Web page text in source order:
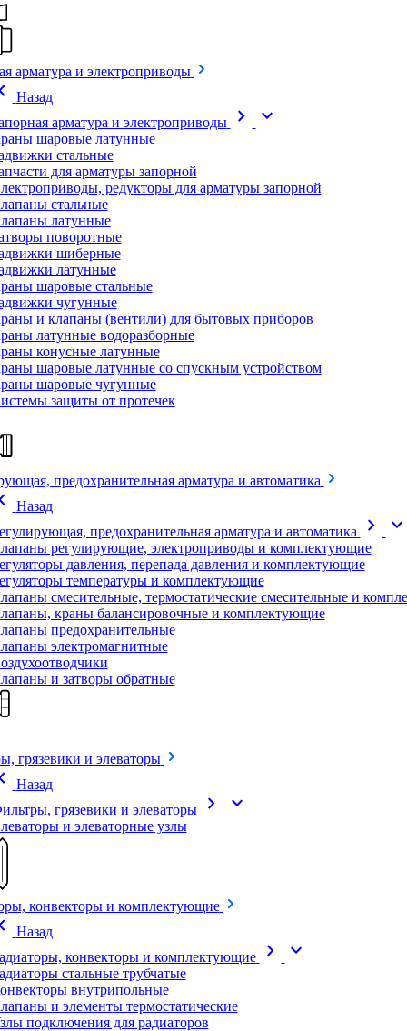
арматура и электроприводы
Назад
арматура и электроприводы
chevron_right expand_more
шаровые латунные
стальные
для арматуры запорной
редукторы для арматуры запорной
стальные
латунные
поворотные
шиберные
латунные
шаровые стальные
чугунные
и клапаны (вентили) для бытовых приборов
латунные водоразборные
конусные латунные
шаровые латунные со спускным устройством
шаровые чугунные
защиты от протечек
предохранительная арматура и автоматика
Назад
предохранительная арматура и автоматика
chevron_right expand_more
регулирующие, электроприводы и комплектующие
давления, перепада давления и комплектующие
температуры и комплектующие
смесительные, термостатические смесительные и
краны балансировочные и комплектующие
предохранительные
электромагнитные
и затворы обратные
грязевики и элеваторы
Назад
грязевики и элеваторы
chevron_right expand_more
и элеваторные узлы
конвекторы и комплектующие
Назад
конвекторы и комплектующие
chevron_right expand_more
стальные трубчатые
внутрипольные
и элементы термостатические
подключения для радиаторов